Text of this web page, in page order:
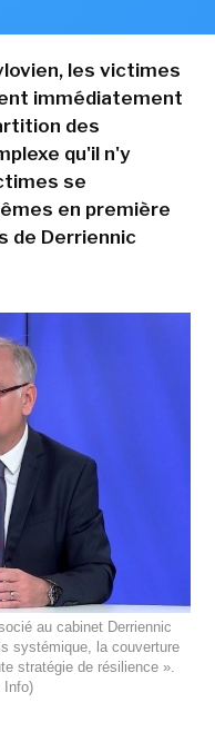
les victimes
immédiatement
des
qu'il n'y
se
en première
de Derriennic
au cabinet Derriennic
systémique, la couverture
stratégie de résilience ».
Info)